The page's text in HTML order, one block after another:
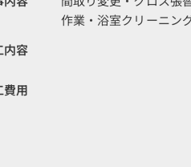
作業・浴室クリーニン
容
用